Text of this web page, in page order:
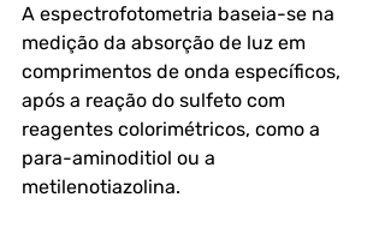
A espectrofotometria baseia-se na
medição da absorção de luz em
comprimentos de onda específicos,
após a reação do sulfeto com
reagentes colorimétricos, como a
para-aminoditiol ou a
metilenotiazolina.